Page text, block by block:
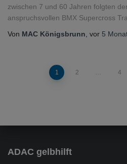
zwischen 7 und 60 Jahren folgten
anspruchsvollen BMX Supercross
Von MAC Königsbrunn , vor 5
1 2 … 4
ADAC gelbhilft